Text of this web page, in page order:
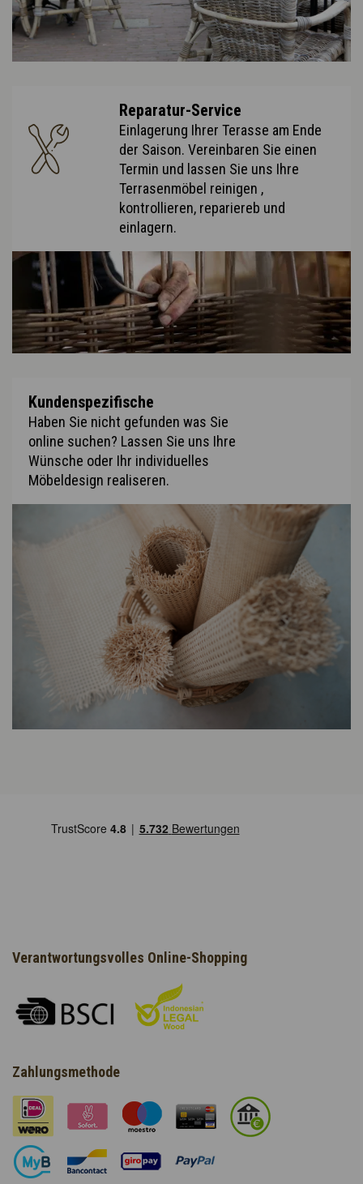
Reparatur-Service
Einlagerung Ihrer Terasse am Ende
der Saison. Vereinbaren Sie einen
Termin und lassen Sie uns Ihre
Terrasenmöbel reinigen ,
kontrollieren, repariereb und
einlagern.
Kundenspezifische
Haben Sie nicht gefunden was Sie
online suchen? Lassen Sie uns Ihre
Wünsche oder Ihr individuelles
Möbeldesign realiseren.
Verantwortungsvolles Online-Shopping
Zahlungsmethode